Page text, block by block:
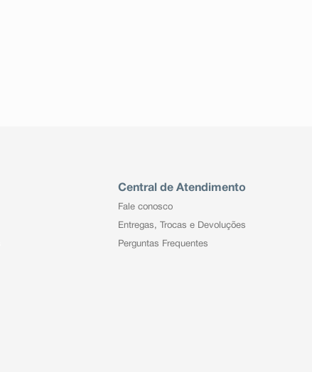
Central de Atendimento
Fale conosco
Entregas, Trocas e Devoluções
Perguntas Frequentes